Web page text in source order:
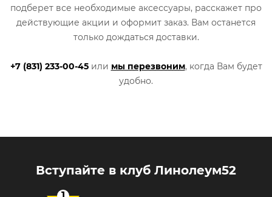
подберет все необходимые аксессуары, расскажет про
действующие акции и оформит заказ. Вам останется
только дождаться доставки.
+7 (831) 233-00-45или мы перезвоним, когда Вам будет
удобно.
Вступайте в клуб Линолеум52